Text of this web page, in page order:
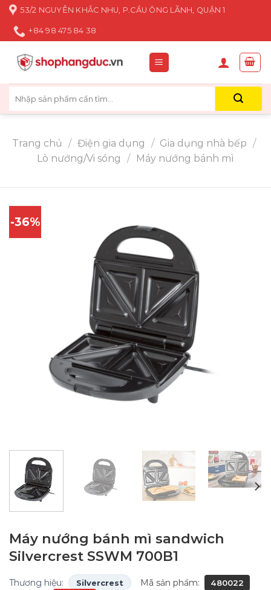
Skip
content
53/2 NGUYỄN KHẮC NHU, P.CẦU ÔNG LÃNH, QUẬN 1
+84 98 475 84 38
kiếm:
Trang chủ / Điện gia dụng / Gia dụng nhà bếp /
Lò nướng/Vi sóng
/ Máy nướng bánh mì
-36%
Máy nướng bánh mì sandwich
Silvercrest SSWM 700B1
Thương hiệu: Silvercrest Mã sản phẩm: 480022